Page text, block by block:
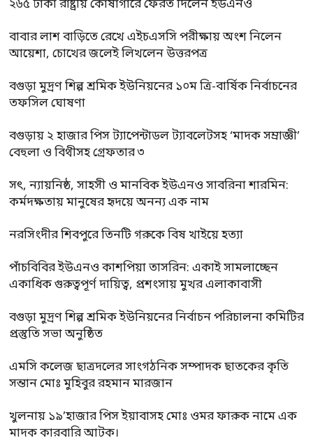
২৬৫ টাকা রাষ্ট্রীয় কোষাগারে ফেরত দিলেন ইউএনও
বাবার লাশ বাড়িতে রেখে এইচএসসি পরীক্ষায় অংশ নিলেন
আয়েশা, চোখের জলেই লিখলেন উত্তরপত্র
বগুড়া মুদ্রণ শিল্প শ্রমিক ইউনিয়নের ১০ম ত্রি-বার্ষিক নির্বাচনের
তফসিল ঘোষণা
বগুড়ায় ২ হাজার পিস ট্যাপেন্টাডল ট্যাবলেটসহ ‘মাদক সম্রাজ্ঞী’
বেহুলা ও বিথীসহ গ্রেফতার ৩
সৎ, ন্যায়নিষ্ঠ, সাহসী ও মানবিক ইউএনও সাবরিনা শারমিন:
কর্মদক্ষতায় মানুষের হৃদয়ে অনন্য এক নাম
নরসিংদীর শিবপুরে তিনটি গরুকে বিষ খাইয়ে হত্যা
পাঁচবিবির ইউএনও কাশপিয়া তাসরিন: একাই সামলাচ্ছেন
একাধিক গুরুত্বপূর্ণ দায়িত্ব, প্রশংসায় মুখর এলাকাবাসী
বগুড়া মুদ্রণ শিল্প শ্রমিক ইউনিয়নের নির্বাচন পরিচালনা কমিটির
প্রস্তুতি সভা অনুষ্ঠিত
এমসি কলেজ ছাত্রদলের সাংগঠনিক সম্পাদক ছাতকের কৃতি
সন্তান মোঃ মুহিবুর রহমান মারজান
খুলনায় ১৯’হাজার পিস ইয়াবাসহ মোঃ ওমর ফারুক নামে এক
মাদক কারবারি আটক।